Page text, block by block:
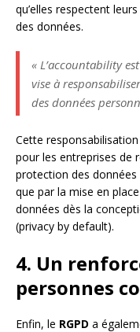
qu’elles respectent
des données.
« L’accountability
vise à
des données
Cette
pour les entreprises de
protection des
que par la mise en
données dès la
(privacy by default).
4. Un
personnes
Enfin, le RGPD a